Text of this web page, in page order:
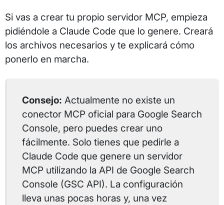
Si vas a crear tu propio servidor MCP, empieza
pidiéndole a Claude Code que lo genere. Creará
los archivos necesarios y te explicará cómo
ponerlo en marcha.
Consejo: Actualmente no existe un
conector MCP oficial para Google Search
Console, pero puedes crear uno
fácilmente. Solo tienes que pedirle a
Claude Code que genere un servidor
MCP utilizando la API de Google Search
Console (GSC API). La configuración
lleva unas pocas horas y, una vez